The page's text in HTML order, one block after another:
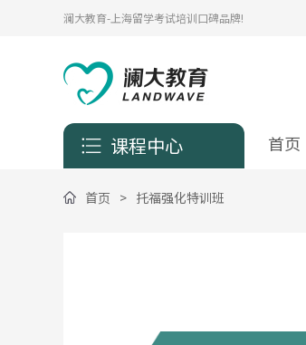
澜大教育-上海留学考试培训口碑品牌!
课程中心 首页
首页 > 托福强化特训班